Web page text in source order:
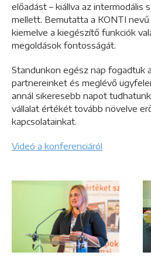
előadást – kiállva az intermodális
mellett. Bemutatta a KONTI
kiemelve a kiegészítő funkciók
megoldások fontosságát.
Standunkon egész nap fogadtuk
partnereinket és meglévő
annál sikeresebb napot
vállalat értékét tovább növelve
kapcsolatainkat.
Videó a konferenciáról